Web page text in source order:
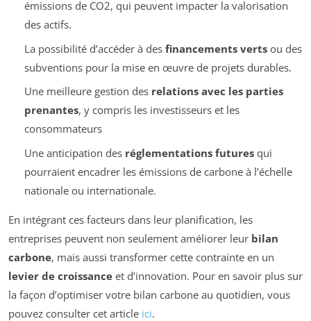
émissions de CO2, qui peuvent impacter la valorisation
des actifs.
La possibilité d’accéder à des financements vertsou des
subventions pour la mise en œuvre de projets durables.
Une meilleure gestion des relations avec les parties
prenantes, y compris les investisseurs et les
consommateurs
Une anticipation des réglementations futuresqui
pourraient encadrer les émissions de carbone à l’échelle
nationale ou internationale.
En intégrant ces facteurs dans leur planification, les
entreprises peuvent non seulement améliorer leur bilan
carbone, mais aussi transformer cette contrainte en un
levier de croissance et d’innovation. Pour en savoir plus sur
la façon d’optimiser votre bilan carbone au quotidien, vous
pouvez consulter cet article ici.